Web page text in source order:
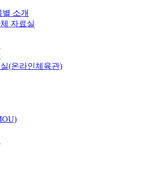
소개
자료실
(온라인체육관)